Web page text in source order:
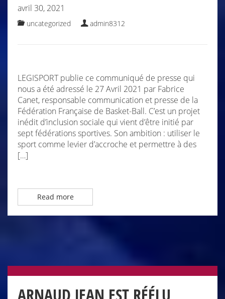
avril 30, 2021
uncategorized admin8312
LEGISPORT publie ce communiqué de presse qui
nous a été adressé le 27 Avril 2021 par Fabrice
Canet, responsable communication et presse de la
Fédération Française de Basket-Ball. C’est un projet
inédit d’inclusion sociale qui vient d’être initié par
sept fédérations sportives. Son ambition : utiliser le
sport comme levier d’accroche et permettre à des
[…]
Read more